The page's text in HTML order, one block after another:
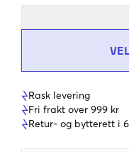
Rask levering
Fri frakt over 999 kr
Retur- og bytterett i